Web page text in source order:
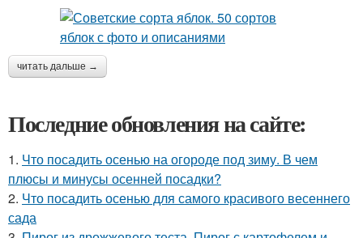
читать дальше →
Последние обновления на сайте:
1. Что посадить осенью на огороде под зиму. В чем
плюсы и минусы осенней посадки?
2. Что посадить осенью для самого красивого весеннего
сада